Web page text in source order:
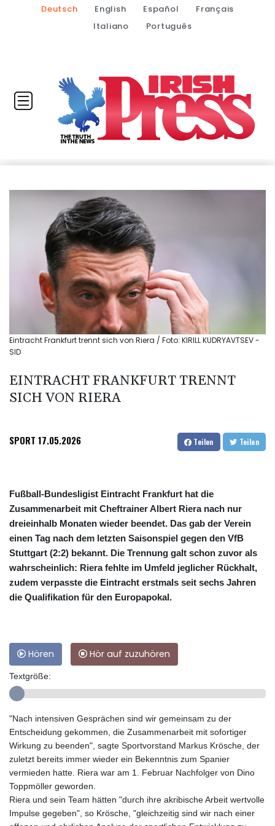
Deutsch English Español
Français
Italiano
Português
Eintracht Frankfurt trennt sich von Riera / Foto: KIRILL KUDRYAVTSEV -
SID
EINTRACHT FRANKFURT TRENNT
SICH VON RIERA
SPORT 17.05.2026 Teilen Teilen
Fußball-Bundesligist Eintracht Frankfurt hat die
Zusammenarbeit mit Cheftrainer Albert Riera nach nur
dreieinhalb Monaten wieder beendet. Das gab der Verein
einen Tag nach dem letzten Saisonspiel gegen den VfB
Stuttgart (2:2) bekannt. Die Trennung galt schon zuvor als
wahrscheinlich: Riera fehlte im Umfeld jeglicher Rückhalt,
zudem verpasste die Eintracht erstmals seit sechs Jahren
die Qualifikation für den Europapokal.
Hören Hör auf zuzuhören
Textgröße:
"Nach intensiven Gesprächen sind wir gemeinsam zu der
Entscheidung gekommen, die Zusammenarbeit mit sofortiger
Wirkung zu beenden", sagte Sportvorstand Markus Krösche, der
zuletzt bereits immer wieder ein Bekenntnis zum Spanier
vermieden hatte. Riera war am 1. Februar Nachfolger von Dino
Toppmöller geworden.
Riera und sein Team hätten "durch ihre akribische Arbeit wertvolle
Impulse gegeben", so Krösche, "gleichzeitig sind wir nach einer